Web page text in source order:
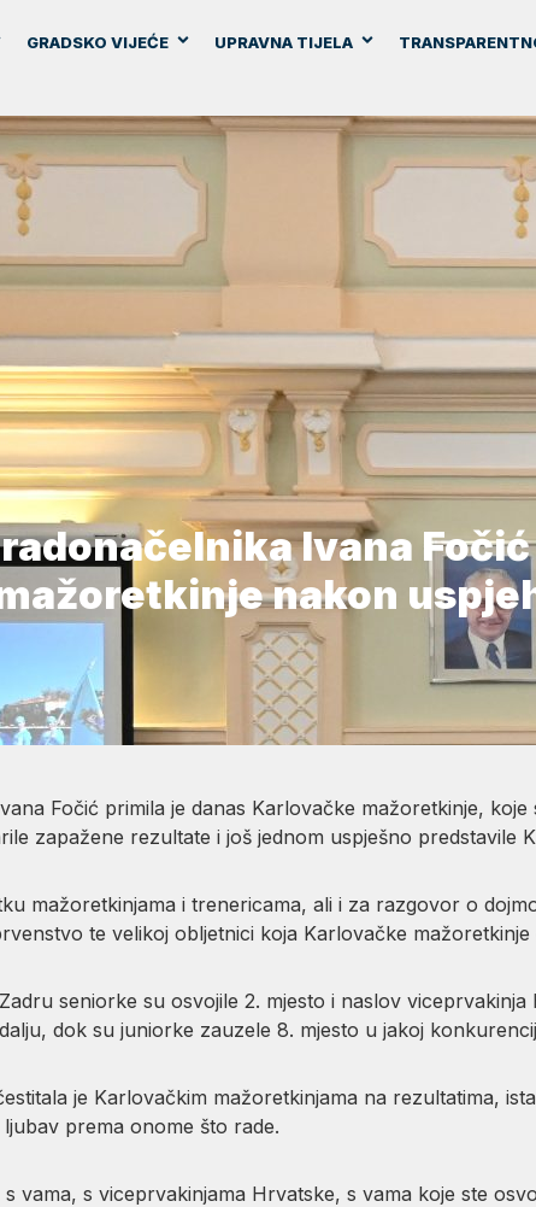
GRADSKO VIJEĆE UPRAVNA TIJELA
Ivana
nakon
Fočić primila je danas Karlovačke mažoretkinje,
zapažene rezultate i još jednom uspješno predstavile
mažoretkinjama i trenericama, ali i za razgovor o
te velikoj obljetnici koja Karlovačke mažoretkinje
seniorke su osvojile 2. mjesto i naslov
dok su juniorke zauzele 8. mjesto u jakoj
je Karlovačkim mažoretkinjama na rezultatima,
prema onome što rade.
s vama, s viceprvakinjama Hrvatske, s vama koje ste